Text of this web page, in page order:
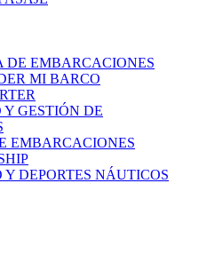
DE EMBARCACIONES
MI BARCO
GESTIÓN DE
EMBARCACIONES
Y DEPORTES NÁUTICOS